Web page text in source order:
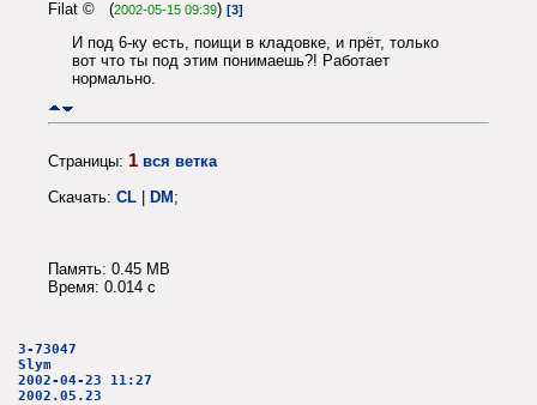
Filat © (2002-05-15 09:39) [3]
И под 6-ку есть, поищи в кладовке, и прёт, только
вот что ты под этим понимаешь?! Работает
нормально.
Страницы: 1 вся ветка
Скачать: CL | DM;
Память: 0.45 MB
Время: 0.014 c
3-73047
Slym
2002-04-23 11:27
2002.05.23